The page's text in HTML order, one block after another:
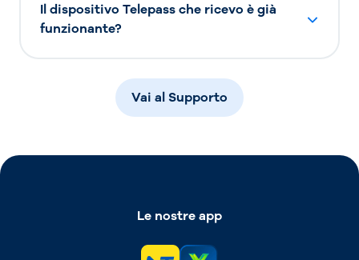
Il dispositivo Telepass che ricevo è già
funzionante?
Vai al Supporto
Le nostre app